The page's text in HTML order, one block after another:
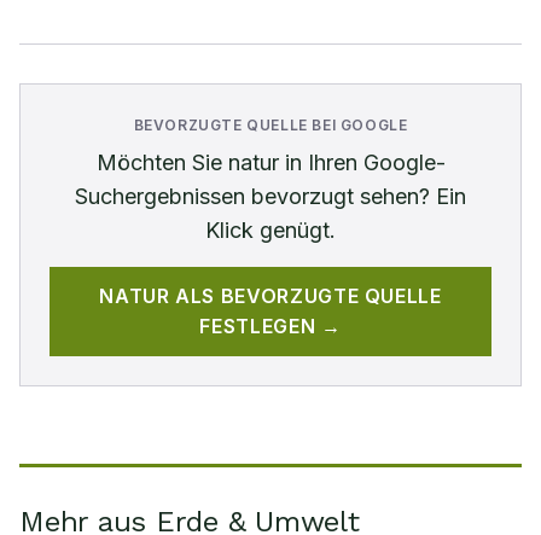
BEVORZUGTE QUELLE BEI GOOGLE
Möchten Sie naturin Ihren Google-
Suchergebnissen bevorzugt sehen? Ein
Klick genügt.
NATUR ALS BEVORZUGTE QUELLE
FESTLEGEN →
Mehr aus Erde & Umwelt